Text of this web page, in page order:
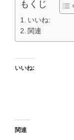
もくじ
いいね:
関連
いいね:
関連